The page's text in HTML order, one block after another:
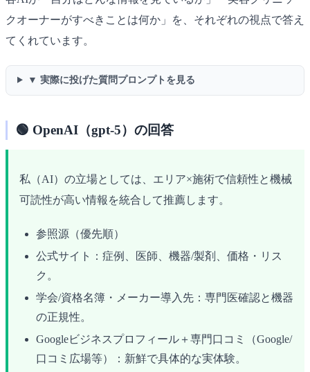
クオーナーがすべきことは何か」を、それぞれの視点で答え
てくれています。
▼ 実際に投げた質問プロンプトを見る
🟢 OpenAI（gpt-5）の回答
私（AI）の立場としては、エリア×施術で信頼性と機械
可読性が高い情報を統合して推薦します。
参照源（優先順）
公式サイト：症例、医師、機器/製剤、価格・リス
ク。
学会/資格名簿・メーカー導入先：専門医確認と機器
の正規性。
Googleビジネスプロフィール＋専門口コミ（Google/
口コミ広場等）：新鮮で具体的な実体験。